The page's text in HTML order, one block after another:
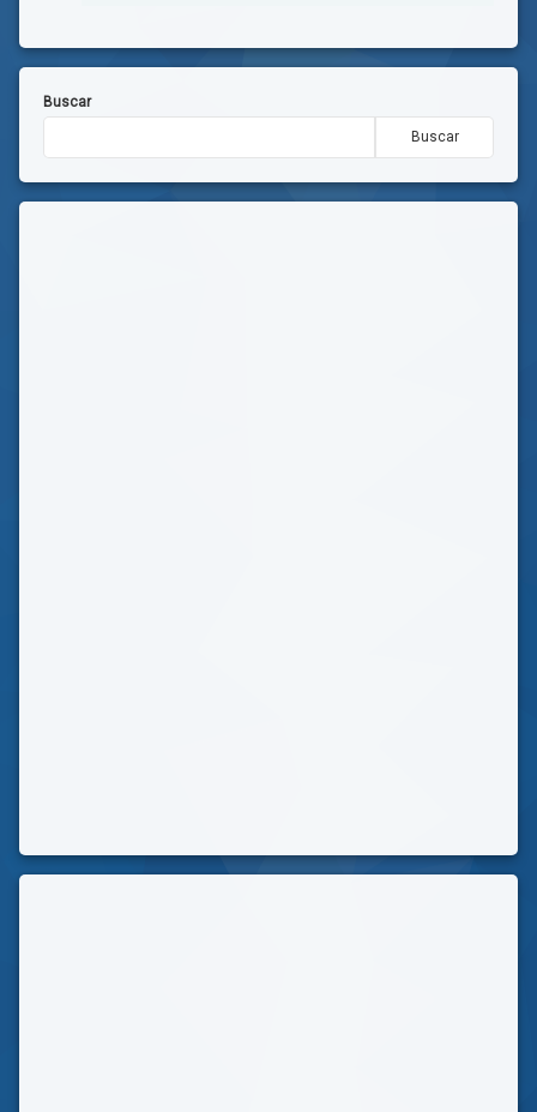
Buscar
Buscar